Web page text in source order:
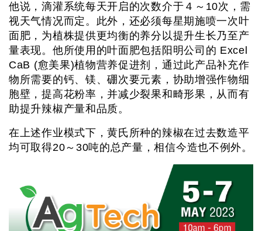
他说，滴灌系统每天开启的次数介于４～10次，需
视天气情况而定。此外，还必须每星期施喷一次叶
面肥，为植株提供更均衡的养分以提升生长乃至产
量表现。他所使用的叶面肥包括阳明公司的 Excel
CaB (愈美果)植物营养促进剂，通过此产品补充作
物所需要的钙、镁、硼次要元素，协助增强作物细
胞壁，提高花粉率，并减少裂果和畸形果，从而有
助提升辣椒产量和品质。
在上述作业模式下，黄氏所种的辣椒在过去数造平
均可取得20～30吨的总产量，相信今造也不例外。